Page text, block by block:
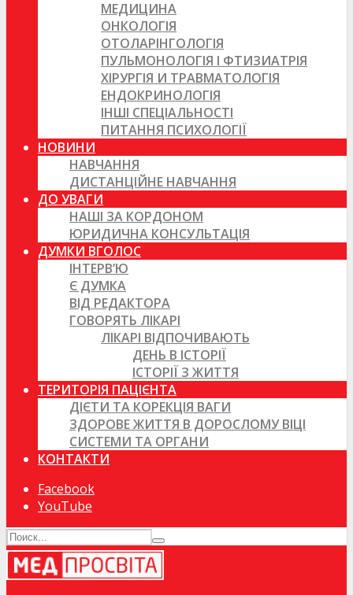
МЕДИЦИНА
ОНКОЛОГІЯ
ОТОЛАРІНГОЛОГІЯ
ПУЛЬМОНОЛОГІЯ І ФТИЗИАТРІЯ
ХІРУРГІЯ И ТРАВМАТОЛОГІЯ
ЕНДОКРИНОЛОГІЯ
ІНШІ СПЕЦІАЛЬНОСТІ
ПИТАННЯ ПСИХОЛОГІЇ
НОВИНИ
НАВЧАННЯ
ДИСТАНЦІЙНЕ НАВЧАННЯ
ДО УВАГИ
НАШІ ЗА КОРДОНОМ
ЮРИДИЧНА КОНСУЛЬТАЦІЯ
ДУМКИ ВГОЛОС
ІНТЕРВ’Ю
Є ДУМКА
ВІД РЕДАКТОРА
ГОВОРЯТЬ ЛІКАРІ
ЛІКАРІ ВІДПОЧИВАЮТЬ
ДЕНЬ В ІСТОРІЇ
ІСТОРІЇ З ЖИТТЯ
ТЕРИТОРІЯ ПАЦІЄНТА
ДІЄТИ ТА КОРЕКЦІЯ ВАГИ
ЗДОРОВЕ ЖИТТЯ В ДОРОСЛОМУ ВІЦІ
СИСТЕМИ ТА ОРГАНИ
КОНТАКТИ
Facebook
YouTube